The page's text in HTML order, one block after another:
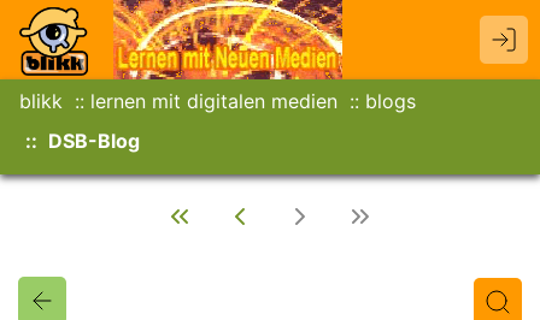
blikk lernen mit digitalen medien
blogs
DSB-Blog